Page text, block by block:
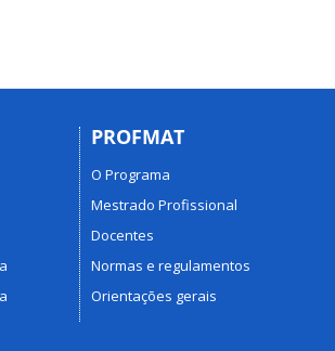
PROFMAT
O Programa
Mestrado Profissional
Docentes
Normas e regulamentos
Orientações gerais